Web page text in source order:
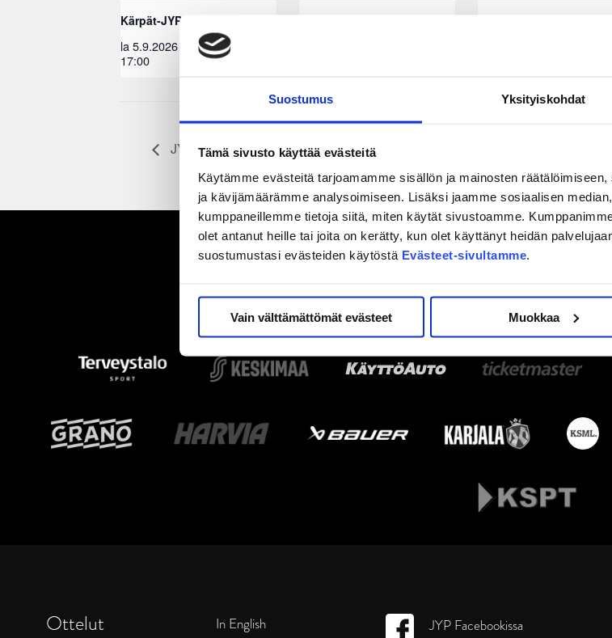
Suostumus Yksityiskohdat
Tämä sivusto käyttää evästeitä
Käytämme evästeitä tarjoamamme sisällön ja mainosten
ja kävijämäärämme analysoimiseen. Lisäksi jaamme sosiaalisen
kumppaneillemme tietoja siitä, miten käytät sivustoamme.
olet antanut heille tai joita on kerätty, kun olet käyttänyt heidän
suostumustasi evästeiden käytöstä Evästeet-sivultamme.
Vain välttämättömät evästeet Muokkaa
Kärpät-JYP
la 5.9.2026
17:00
EEST
JYP – Pelicans
Ottelut
In English
JYP Facebookissa